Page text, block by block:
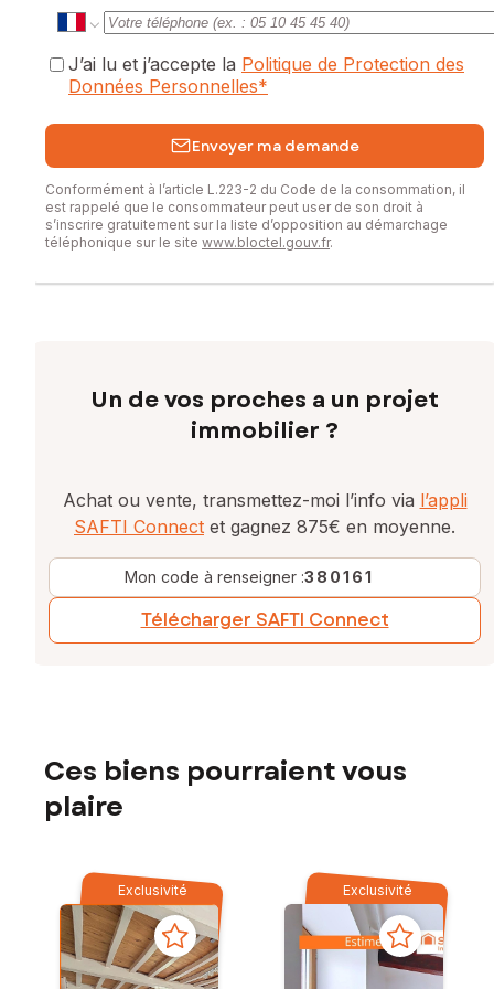
J’ai lu et j’accepte la Politique de Protection des
Données Personnelles*
Envoyer ma demande
Conformément à l’article L.223-2 du Code de la consommation, il
est rappelé que le consommateur peut user de son droit à
s’inscrire gratuitement sur la liste d’opposition au démarchage
téléphonique sur le site www.bloctel.gouv.fr.
Un de vos proches a un projet
immobilier ?
Achat ou vente, transmettez-moi l’info via l’appli
SAFTI Connect et gagnez 875€ en moyenne.
Mon code à renseigner :380161
Télécharger SAFTI Connect
Ces biens pourraient vous
plaire
Exclusivité Exclusivité